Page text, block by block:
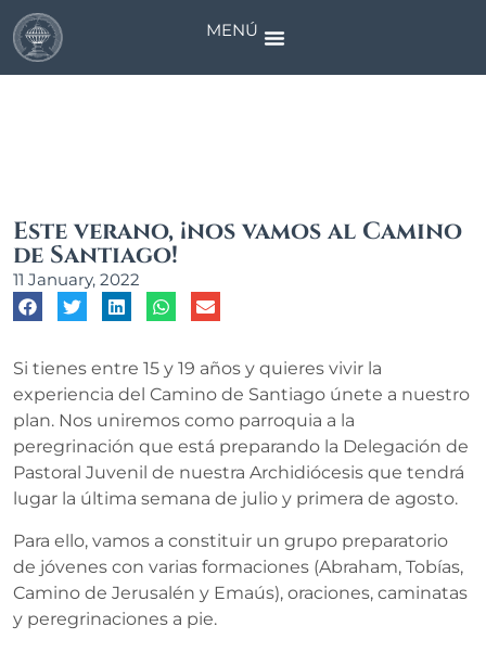
MENÚ
Este verano, ¡nos vamos al Camino
de Santiago!
11 January, 2022
Si tienes entre 15 y 19 años y quieres vivir la
experiencia del Camino de Santiago únete a nuestro
plan. Nos uniremos como parroquia a la
peregrinación que está preparando la Delegación de
Pastoral Juvenil de nuestra Archidiócesis que tendrá
lugar la última semana de julio y primera de agosto.
Para ello, vamos a constituir un grupo preparatorio
de jóvenes con varias formaciones (Abraham, Tobías,
Camino de Jerusalén y Emaús), oraciones, caminatas
y peregrinaciones a pie.